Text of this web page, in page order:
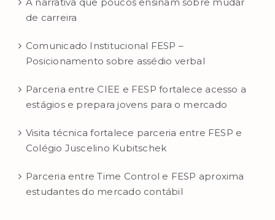
de carreira
Comunicado Institucional FESP –
Posicionamento sobre assédio verbal
Parceria entre CIEE e FESP fortalece acesso a
estágios e prepara jovens para o mercado
Visita técnica fortalece parceria entre FESP e
Colégio Juscelino Kubitschek
Parceria entre Time Control e FESP aproxima
estudantes do mercado contábil